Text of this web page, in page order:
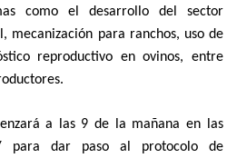
como el desarrollo del sector
mecanización para ranchos, uso de
reproductivo en ovinos, entre
a las 9 de la mañana en las
para dar paso al protocolo de